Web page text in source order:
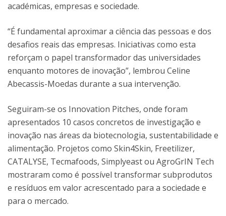
académicas, empresas e sociedade.
“É fundamental aproximar a ciência das pessoas e dos
desafios reais das empresas. Iniciativas como esta
reforçam o papel transformador das universidades
enquanto motores de inovação”, lembrou Celine
Abecassis-Moedas durante a sua intervenção.
Seguiram-se os Innovation Pitches, onde foram
apresentados 10 casos concretos de investigação e
inovação nas áreas da biotecnologia, sustentabilidade e
alimentação. Projetos como Skin4Skin, Freetilizer,
CATALYSE, Tecmafoods, Simplyeast ou AgroGrIN Tech
mostraram como é possível transformar subprodutos
e resíduos em valor acrescentado para a sociedade e
para o mercado.